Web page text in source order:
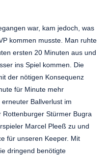
war, kam jedoch, was
kommen musste. Man ruhte
ersten 20 Minuten aus und
ins Spiel kommen. Die
der nötigen Konsequenz
für Minute mehr
Ballverlust im
Stürmer Bugra
Marcel Pleeß zu und
für unseren Keeper. Mit
dringend benötigte